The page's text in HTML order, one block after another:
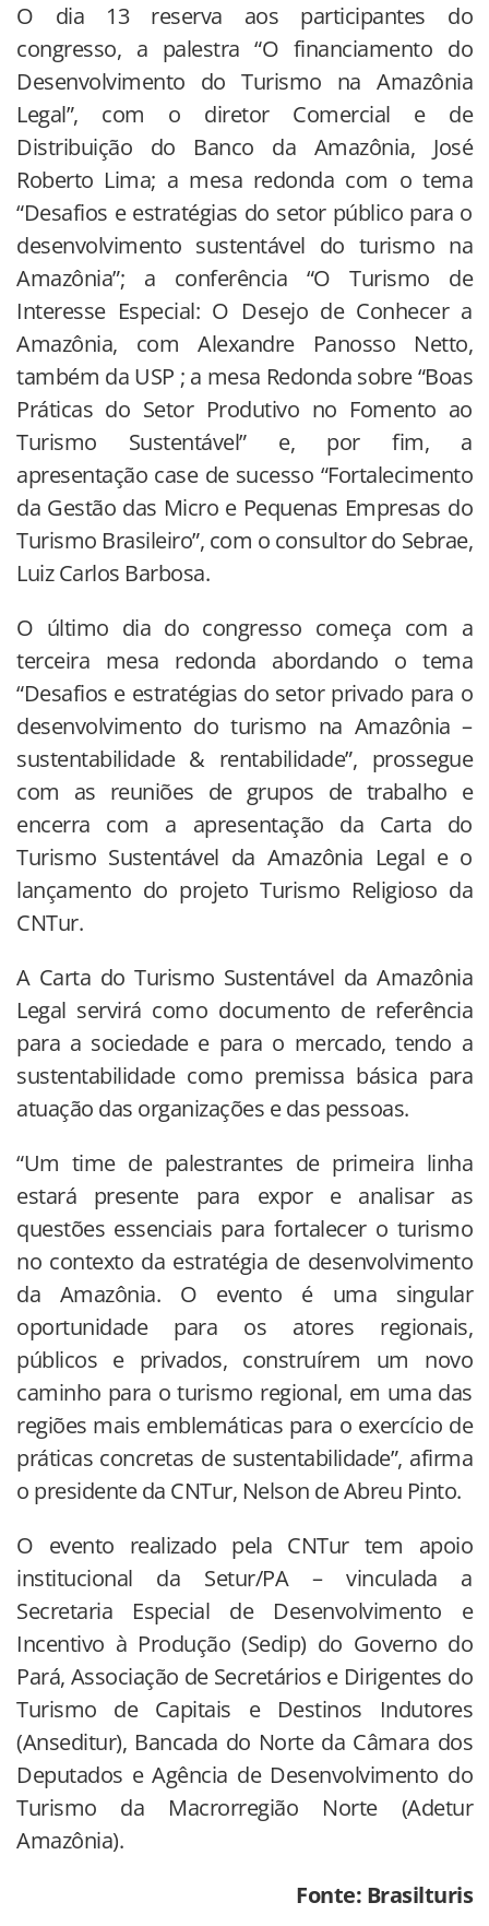
O dia 13 reserva aos participantes do
congresso, a palestra “O financiamento do
Desenvolvimento do Turismo na Amazônia
Legal”, com o diretor Comercial e de
Distribuição do Banco da Amazônia, José
Roberto Lima; a mesa redonda com o tema
“Desafios e estratégias do setor público para o
desenvolvimento sustentável do turismo na
Amazônia”; a conferência “O Turismo de
Interesse Especial: O Desejo de Conhecer a
Amazônia, com Alexandre Panosso Netto,
também da USP ; a mesa Redonda sobre “Boas
Práticas do Setor Produtivo no Fomento ao
Turismo Sustentável” e, por fim, a
apresentação case de sucesso “Fortalecimento
da Gestão das Micro e Pequenas Empresas do
Turismo Brasileiro”, com o consultor do Sebrae,
Luiz Carlos Barbosa.
O último dia do congresso começa com a
terceira mesa redonda abordando o tema
“Desafios e estratégias do setor privado para o
desenvolvimento do turismo na Amazônia –
sustentabilidade & rentabilidade”, prossegue
com as reuniões de grupos de trabalho e
encerra com a apresentação da Carta do
Turismo Sustentável da Amazônia Legal e o
lançamento do projeto Turismo Religioso da
CNTur.
A Carta do Turismo Sustentável da Amazônia
Legal servirá como documento de referência
para a sociedade e para o mercado, tendo a
sustentabilidade como premissa básica para
atuação das organizações e das pessoas.
“Um time de palestrantes de primeira linha
estará presente para expor e analisar as
questões essenciais para fortalecer o turismo
no contexto da estratégia de desenvolvimento
da Amazônia. O evento é uma singular
oportunidade para os atores regionais,
públicos e privados, construírem um novo
caminho para o turismo regional, em uma das
regiões mais emblemáticas para o exercício de
práticas concretas de sustentabilidade”, afirma
o presidente da CNTur, Nelson de Abreu Pinto.
O evento realizado pela CNTur tem apoio
institucional da Setur/PA – vinculada a
Secretaria Especial de Desenvolvimento e
Incentivo à Produção (Sedip) do Governo do
Pará, Associação de Secretários e Dirigentes do
Turismo de Capitais e Destinos Indutores
(Anseditur), Bancada do Norte da Câmara dos
Deputados e Agência de Desenvolvimento do
Turismo da Macrorregião Norte (Adetur
Amazônia).
Fonte: Brasilturis